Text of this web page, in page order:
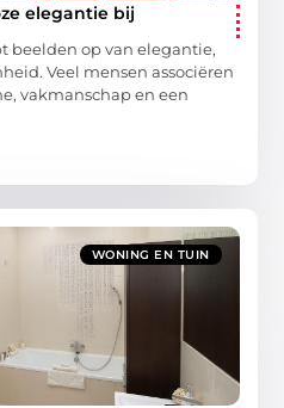
elegantie bij
beelden op van elegantie,
Veel mensen associëren
vakmanschap en een
WONING EN TUIN